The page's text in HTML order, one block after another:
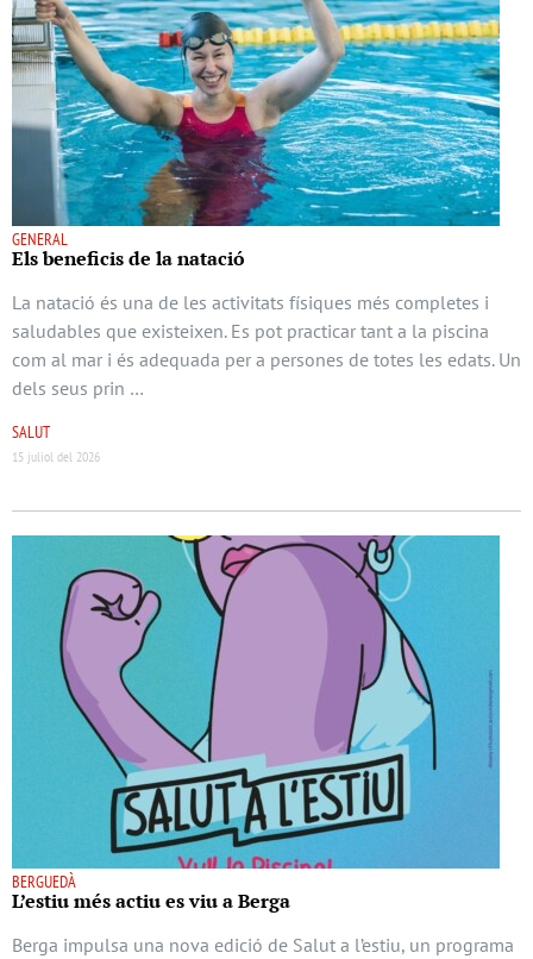
GENERAL
Els beneﬁcis de la natació
La natació és una de les activitats físiques més completes i
saludables que existeixen. Es pot practicar tant a la piscina
com al mar i és adequada per a persones de totes les edats. Un
dels seus prin …
SALUT
15 juliol del 2026
BERGUEDÀ
L’estiu més actiu es viu a Berga
Berga impulsa una nova edició de Salut a l’estiu, un programa